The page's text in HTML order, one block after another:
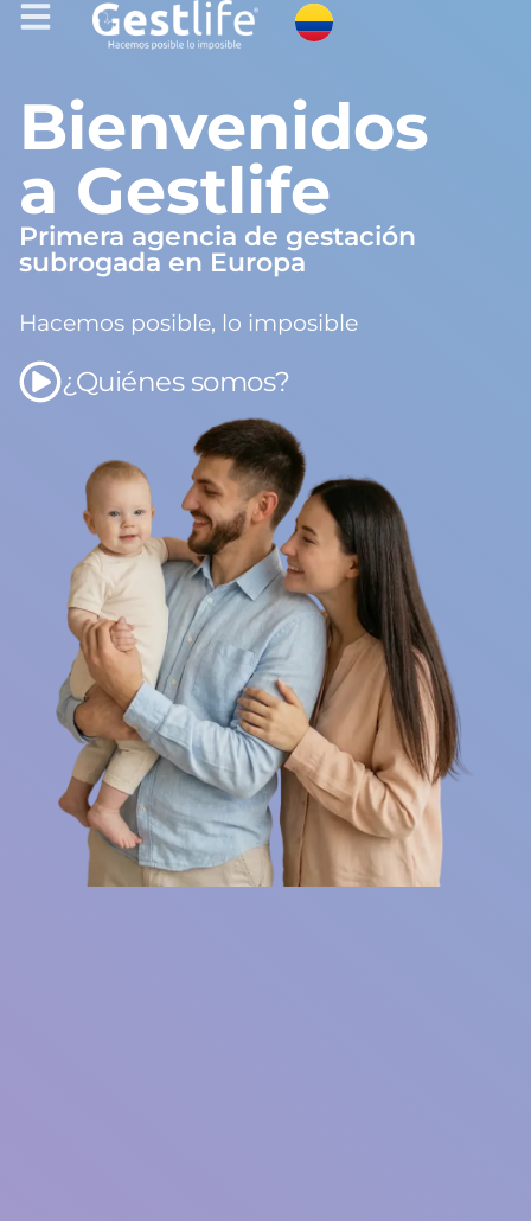
Bienvenidos
a Gestlife
Primera agencia de gestación
subrogada en Europa
Hacemos posible, lo imposible
¿Quiénes somos?